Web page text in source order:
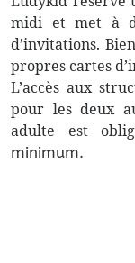
midi et met à
d’invitations.
propres cartes
L’accès aux
pour les deux
adulte est
minimum.